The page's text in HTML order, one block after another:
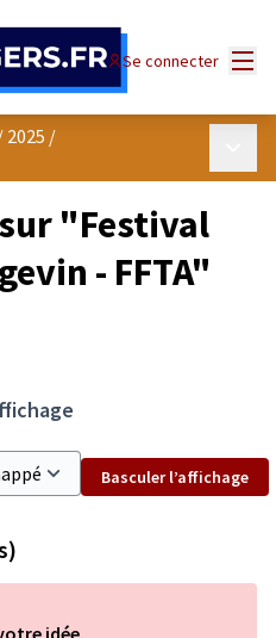
Se connecter
2025 /
"Festival
- FFTA"
Basculer l’affichage
idée.